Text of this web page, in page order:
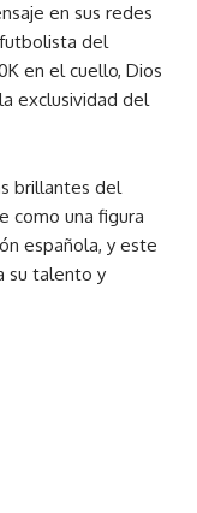
en sus redes
del
en el cuello, Dios
exclusividad del
brillantes del
como una figura
española, y este
su talento y